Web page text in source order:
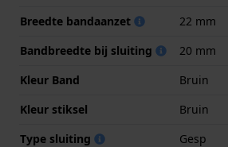
Breedte bandaanzet
22 mm
Bandbreedte bij sluiting
20 mm
Kleur Band
Bruin
Kleur stiksel
Bruin
Type sluiting
Gesp